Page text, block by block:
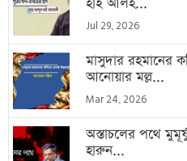
Jul 29, 2026
মাসুদার রহমানের
আনোয়ার মল্ল...
Mar 24, 2026
অস্তাচলের পথে
হারুন...